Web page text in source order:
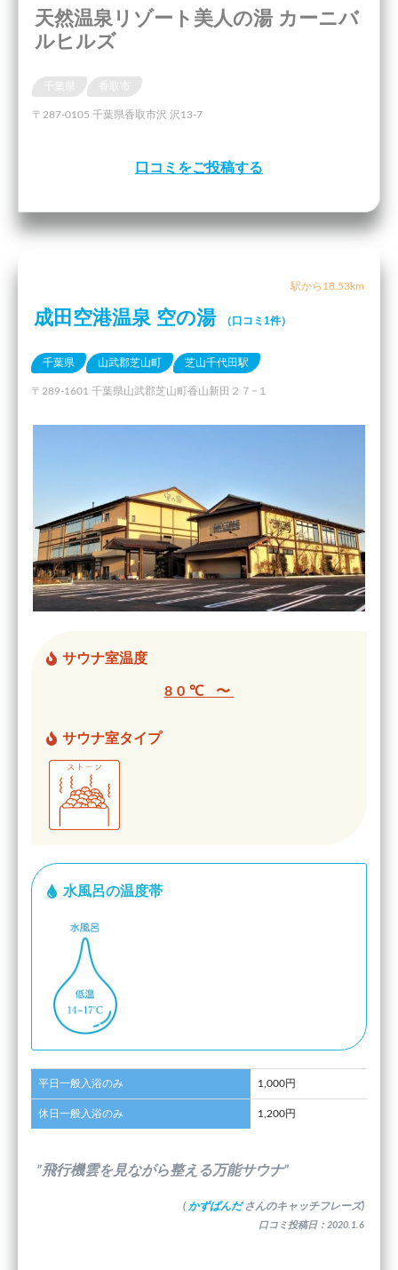
天然温泉リゾート美人の湯 カーニバ
ルヒルズ
千葉県 香取市
〒287-0105 千葉県香取市沢 沢13-7
口コミをご投稿する
駅から18.53km
成田空港温泉 空の湯 （口コミ1件）
千葉県 山武郡芝山町 芝山千代田駅
〒289-1601 千葉県山武郡芝山町香山新田２７−１
サウナ室温度
80℃ 〜
サウナ室タイプ
水風呂の温度帯
平日一般入浴のみ 1,000円
休日一般入浴のみ 1,200円
”飛行機雲を見ながら整える万能サウナ”
( かずぱんだ さんのキャッチフレーズ)
口コミ投稿日：2020.1.6